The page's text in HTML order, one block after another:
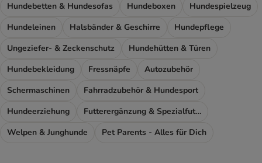
Hundebetten & Hundesofas
Hundeboxen
Hundespielzeug
Hundeleinen
Halsbänder & Geschirre
Hundepflege
Ungeziefer- & Zeckenschutz
Hundehütten & Türen
Hundebekleidung
Fressnäpfe
Autozubehör
Schermaschinen
Fahrradzubehör & Hundesport
Hundeerziehung
Futterergänzung & Spezialfutter
Welpen & Junghunde
Pet Parents - Alles für Dich